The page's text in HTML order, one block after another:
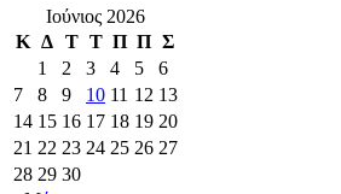
Ιούνιος 2026
Κ Δ Τ Τ Π Π Σ
1
2 3 4 5
6
7
8 9 10 11 12 13
14 15 16 17 18 19 20
21 22 23 24 25 26 27
28 29 30